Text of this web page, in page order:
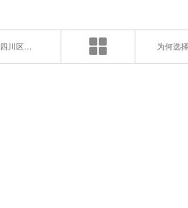
厨房油污、卫生间污渍怎么破？四川区县专业清洗服务推荐成都金美